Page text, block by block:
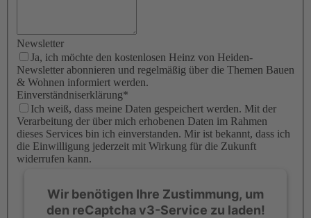
Newsletter
Ja, ich möchte den kostenlosen Heinz von Heiden-
Newsletter abonnieren und regelmäßig über die Themen Bauen
& Wohnen informiert werden.
Einverständniserklärung*
Ich weiß, dass meine Daten gespeichert werden. Mit der
Verarbeitung der über mich erhobenen Daten im Rahmen
dieses Services bin ich einverstanden. Mir ist bekannt, dass ich
die Einwilligung jederzeit mit Wirkung für die Zukunft
widerrufen kann.
Wir benötigen Ihre Zustimmung, um
den reCaptcha v3-Service zu laden!